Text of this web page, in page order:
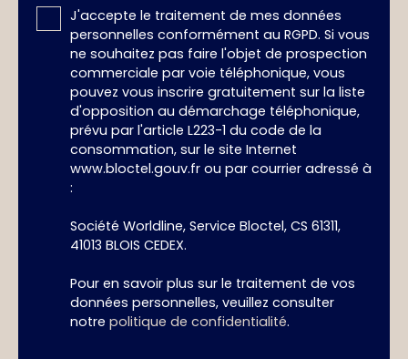
J'accepte le traitement de mes données
personnelles conformément au RGPD. Si vous
ne souhaitez pas faire l'objet de prospection
commerciale par voie téléphonique, vous
pouvez vous inscrire gratuitement sur la liste
d'opposition au démarchage téléphonique,
prévu par l'article L223-1 du code de la
consommation, sur le site Internet
www.bloctel.gouv.fr ou par courrier adressé à
:
Société Worldline, Service Bloctel, CS 61311,
41013 BLOIS CEDEX.
Pour en savoir plus sur le traitement de vos
données personnelles, veuillez consulter
notre politique de confidentialité.